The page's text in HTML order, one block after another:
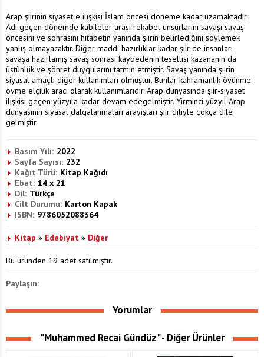
Arap şiirinin siyasetle ilişkisi İslam öncesi döneme kadar uzamaktadır.
Adı geçen dönemde kabileler arası rekabet unsurlarını savaşı savaş
öncesini ve sonrasını hitabetin yanında şiirin belirlediğini söylemek
yanlış olmayacaktır. Diğer maddi hazırlıklar kadar şiir de insanları
savaşa hazırlamış savaş sonrası kaybedenin tesellisi kazananın da
üstünlük ve şöhret duygularını tatmin etmiştir. Savaş yanında şiirin
siyasal amaçlı diğer kullanımları olmuştur. Bunlar kahramanlık övünme
övme elçilik aracı olarak kullanımlarıdır. Arap dünyasında şiir-siyaset
ilişkisi geçen yüzyıla kadar devam edegelmiştir. Yirminci yüzyıl Arap
dünyasının siyasal dalgalanmaları arayışları şiir diliyle çokça dile
gelmiştir.
Basım Yılı: 2022
Sayfa Sayısı: 232
Kağıt Türü: Kitap Kağıdı
Ebat: 14 x 21
Dil: Türkçe
Cilt Durumu: Karton Kapak
ISBN: 9786052088364
Kitap » Edebiyat » Diğer
Bu üründen 19 adet satılmıştır.
Paylaşın:
Yorumlar
"Muhammed Recai Gündüz" - Diğer Ürünler